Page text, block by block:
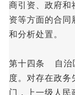
商引资、政府和
资等方面的合同
和分析处置。
第十四条 自治
度。对存在政务
门，上一级人民